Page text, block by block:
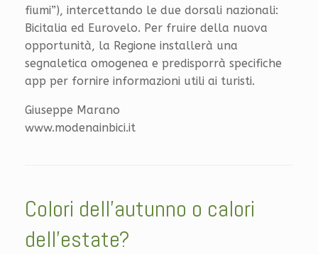
fiumi”), intercettando le due dorsali nazionali:
Bicitalia ed Eurovelo. Per fruire della nuova
opportunità, la Regione installerà una
segnaletica omogenea e predisporrà specifiche
app per fornire informazioni utili ai turisti.
Giuseppe Marano
www.modenainbici.it
Colori dell’autunno o calori
dell’estate?